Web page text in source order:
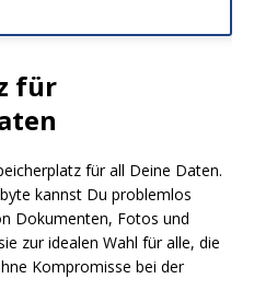
für
für all Deine Daten.
kannst Du problemlos
Dokumenten, Fotos und
zur idealen Wahl für alle, die
Kompromisse bei der